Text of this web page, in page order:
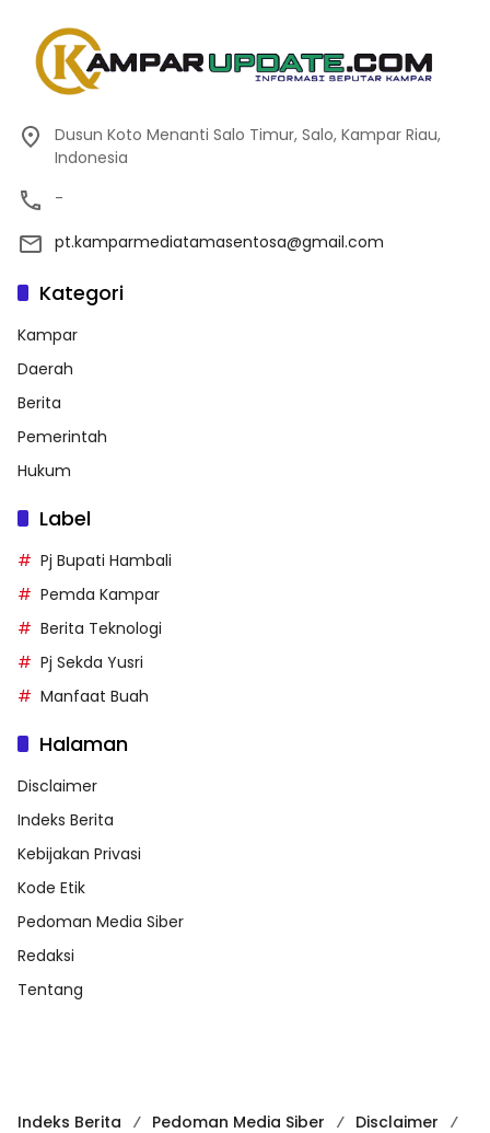
Dusun Koto Menanti Salo Timur, Salo, Kampar Riau,
Indonesia
-
pt.kamparmediatamasentosa@gmail.com
Kategori
Kampar
Daerah
Berita
Pemerintah
Hukum
Label
Pj Bupati Hambali
Pemda Kampar
Berita Teknologi
Pj Sekda Yusri
Manfaat Buah
Halaman
Disclaimer
Indeks Berita
Kebijakan Privasi
Kode Etik
Pedoman Media Siber
Redaksi
Tentang
Indeks Berita Pedoman Media Siber Disclaimer